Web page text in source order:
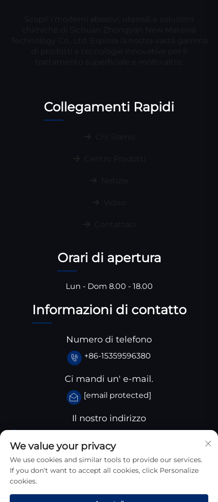
Collegamenti Rapidi
Orari di apertura
Lun - Dom 8.00 - 18.00
Informazioni di contatto
Numero di telefono
+86-15359596380
Ci mandi un' e-mail.
[email protected]
Il nostro indirizzo
provincia dello Sichuan, Cina
We value your privacy
We use cookies and similar tools to provide our services.
If you don't want to accept all cookies, click Personalize
cookies.